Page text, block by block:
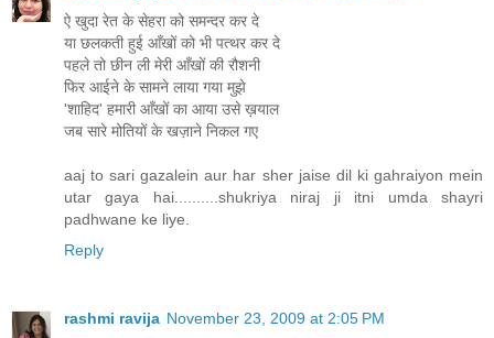
ऐ खुदा रेत के सेहरा को समन्दर कर दे
या छलकती हुई आँखों को भी पत्थर कर दे
पहले तो छीन ली मेरी आँखों की रौशनी
फिर आईने के सामने लाया गया मुझे
'शाहिद' हमारी आँखों का आया उसे ख़याल
जब सारे मोतियों के खज़ाने निकल गए
aaj to sari gazalein aur har sher jaise dil ki gahraiyon mein
utar gaya hai..........shukriya niraj ji itni umda shayri
padhwane ke liye.
Reply
rashmi ravija November 23, 2009 at 2:05 PM